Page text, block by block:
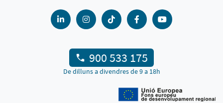
900 533 175
De dilluns a divendres de 9 a 18h